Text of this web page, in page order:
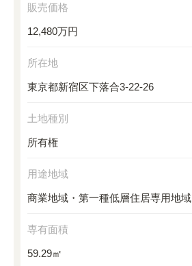
販売価格
12,480万円
所在地
東京都新宿区下落合3-22-26
土地種別
所有権
用途地域
商業地域・第一種低層住居専用地域
専有面積
59.29㎡